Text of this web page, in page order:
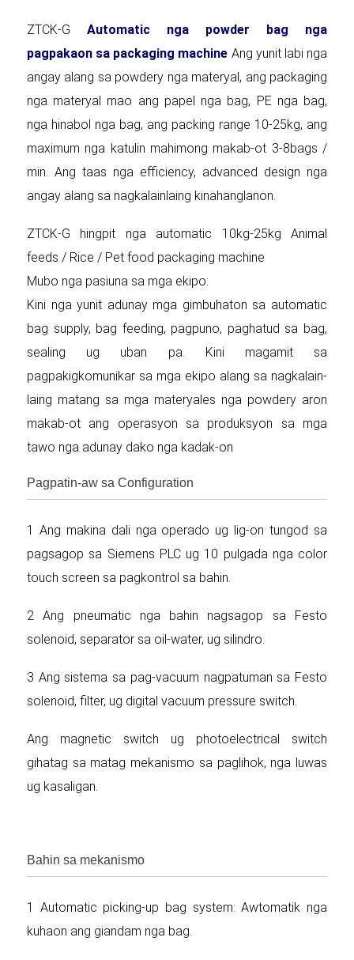
ZTCK-G Automatic nga powder bag nga
pagpakaon sa packaging machine Ang yunit labi nga
angay alang sa powdery nga materyal, ang packaging
nga materyal mao ang papel nga bag, PE nga bag,
nga hinabol nga bag, ang packing range 10-25kg, ang
maximum nga katulin mahimong makab-ot 3-8bags /
min. Ang taas nga efficiency, advanced design nga
angay alang sa nagkalainlaing kinahanglanon.
ZTCK-G hingpit nga automatic 10kg-25kg Animal
feeds / Rice / Pet food packaging machine
Mubo nga pasiuna sa mga ekipo:
Kini nga yunit adunay mga gimbuhaton sa automatic
bag supply, bag feeding, pagpuno, paghatud sa bag,
sealing ug uban pa. Kini magamit sa
pagpakigkomunikar sa mga ekipo alang sa nagkalain-
laing matang sa mga materyales nga powdery aron
makab-ot ang operasyon sa produksyon sa mga
tawo nga adunay dako nga kadak-on
Pagpatin-aw sa Configuration
1 Ang makina dali nga operado ug lig-on tungod sa
pagsagop sa Siemens PLC ug 10 pulgada nga color
touch screen sa pagkontrol sa bahin.
2 Ang pneumatic nga bahin nagsagop sa Festo
solenoid, separator sa oil-water, ug silindro.
3 Ang sistema sa pag-vacuum nagpatuman sa Festo
solenoid, filter, ug digital vacuum pressure switch.
Ang magnetic switch ug photoelectrical switch
gihatag sa matag mekanismo sa paglihok, nga luwas
ug kasaligan.
Bahin sa mekanismo
1 Automatic picking-up bag system: Awtomatik nga
kuhaon ang giandam nga bag.